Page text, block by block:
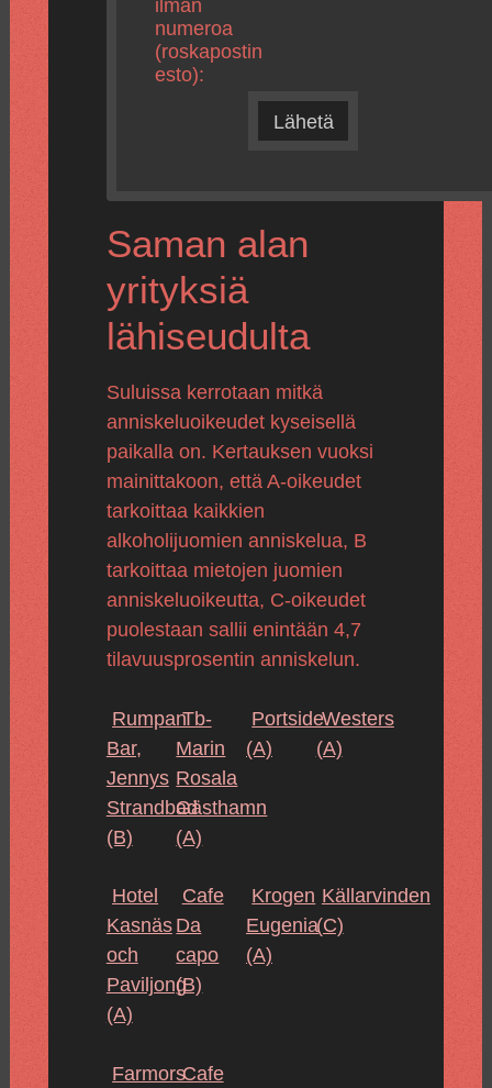
ilman
numeroa
(roskapostin
esto):
Lähetä
Saman alan
yrityksiä
lähiseudulta
Suluissa kerrotaan mitkä
anniskeluoikeudet kyseisellä
paikalla on. Kertauksen vuoksi
mainittakoon, että A-oikeudet
tarkoittaa kaikkien
alkoholijuomien anniskelua, B
tarkoittaa mietojen juomien
anniskeluoikeutta, C-oikeudet
puolestaan sallii enintään 4,7
tilavuusprosentin anniskelun.
Rumpan
Bar,
Jennys
Strandbad
(B)
Tb-
Marin
Rosala
Gästhamn
(A)
Portside
(A)
Westers
(A)
Hotel
Kasnäs
och
Paviljong
(A)
Cafe
Da
capo
(B)
Krogen
Eugenia
(A)
Källarvinden
(C)
FarmorsCafe